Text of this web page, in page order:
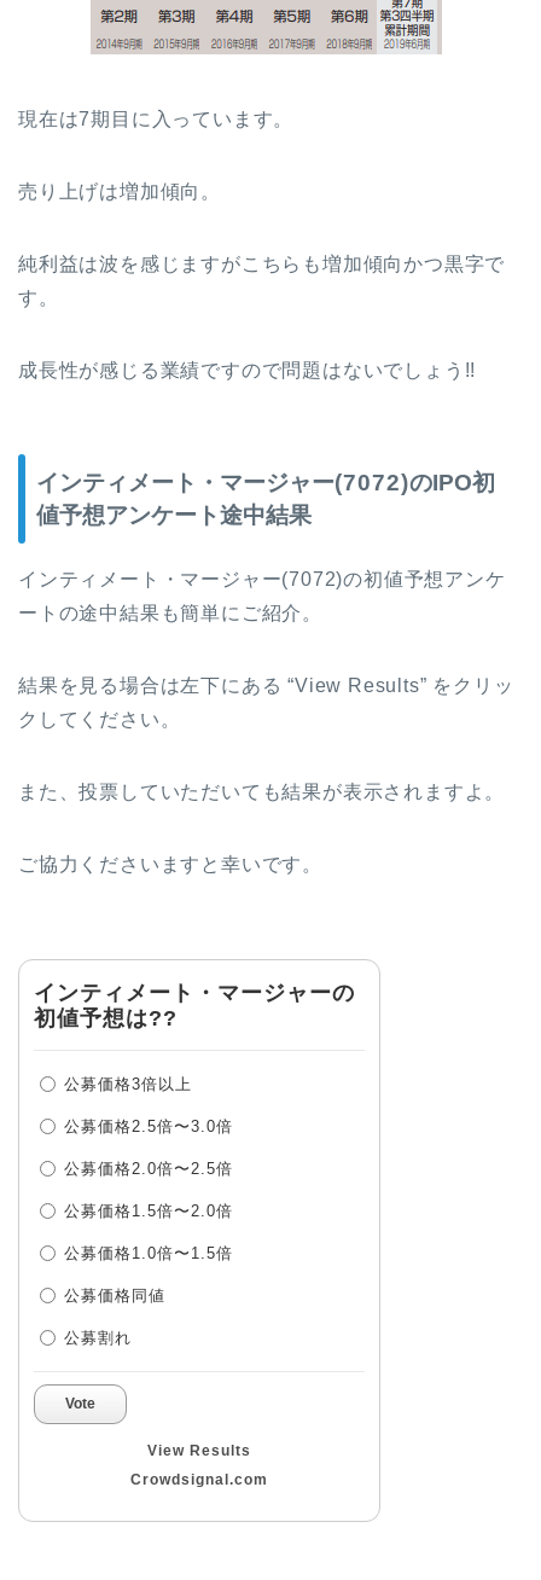
現在は7期目に入っています。
売り上げは増加傾向。
純利益は波を感じますがこちらも増加傾向かつ黒字で
す。
成長性が感じる業績ですので問題はないでしょう!!
インティメート・マージャー(7072)のIPO初
値予想アンケート途中結果
インティメート・マージャー(7072)の初値予想アンケ
ートの途中結果も簡単にご紹介。
結果を見る場合は左下にある “View Results” をクリッ
クしてください。
また、投票していただいても結果が表示されますよ。
ご協力くださいますと幸いです。
インティメート・マージャーの
初値予想は??
公募価格3倍以上
公募価格2.5倍〜3.0倍
公募価格2.0倍〜2.5倍
公募価格1.5倍〜2.0倍
公募価格1.0倍〜1.5倍
公募価格同値
公募割れ
Vote
View Results
Crowdsignal.com